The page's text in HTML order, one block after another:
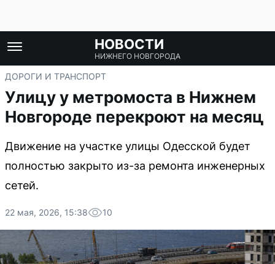
НОВОСТИ
НИЖНЕГО НОВГОРОДА
ДОРОГИ И ТРАНСПОРТ
Улицу у метромоста в Нижнем
Новгороде перекроют на месяц
Движение на участке улицы Одесской будет
полностью закрыто из-за ремонта инженерных
сетей.
22 мая, 2026, 15:38 10